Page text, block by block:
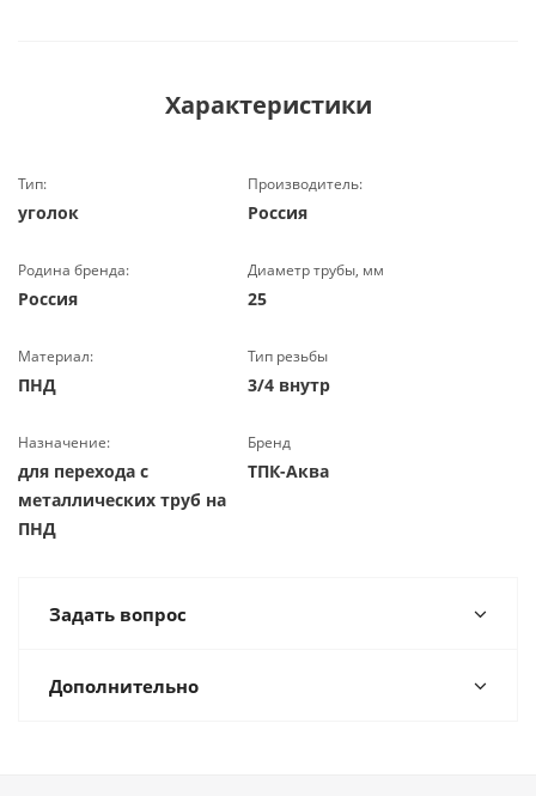
Характеристики
Тип:
уголок
Производитель:
Россия
Родина бренда:
Россия
Диаметр трубы, мм
25
Материал:
ПНД
Тип резьбы
3/4 внутр
Назначение:
для перехода с
металлических труб на
ПНД
Бренд
ТПК-Аква
Задать вопрос
Дополнительно